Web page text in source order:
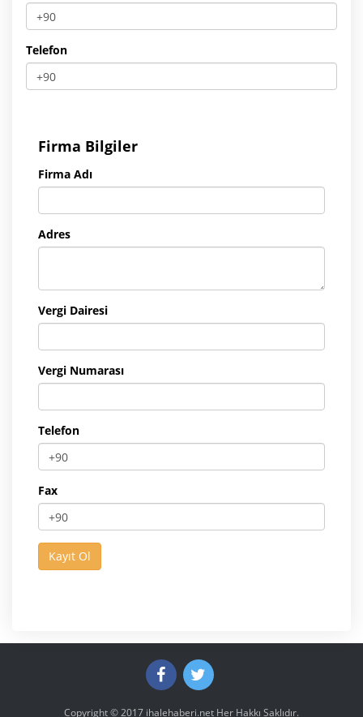
Telefon
Firma Bilgiler
Firma Adı
Adres
Vergi Dairesi
Vergi Numarası
Telefon
Fax
Copyright © 2017 ihalehaberi.net Her Hakkı Saklıdır.